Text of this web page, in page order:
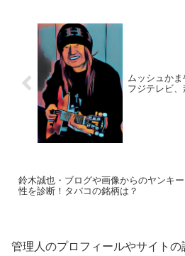
ムッシュか
フジテレビ
鈴木誠也・ブログや画像からのヤンキー
性を診断！タバコの銘柄は？
管理人のプロフィールやサイトの